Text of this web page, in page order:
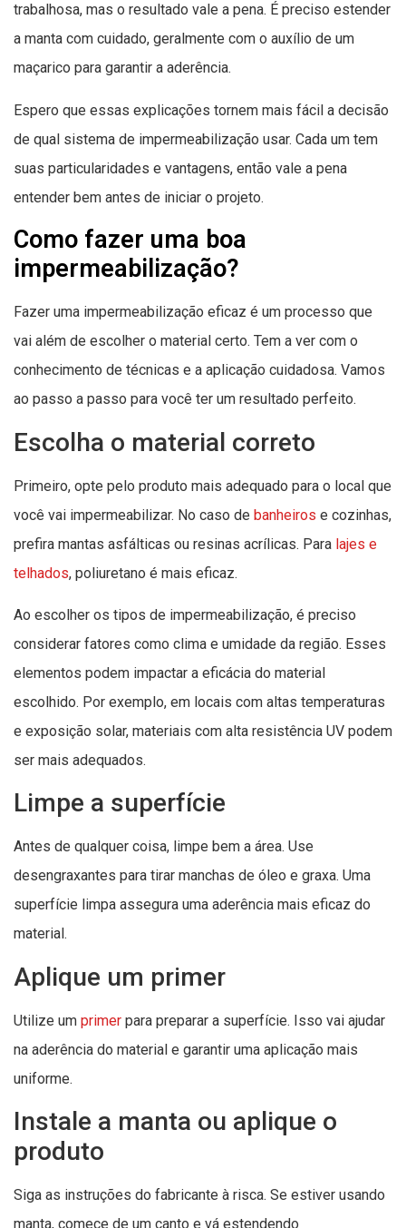
trabalhosa, mas o resultado vale a pena. É preciso estender
a manta com cuidado, geralmente com o auxílio de um
maçarico para garantir a aderência.
Espero que essas explicações tornem mais fácil a decisão
de qual sistema de impermeabilização usar. Cada um tem
suas particularidades e vantagens, então vale a pena
entender bem antes de iniciar o projeto.
Como fazer uma boa
impermeabilização?
Fazer uma impermeabilização eficaz é um processo que
vai além de escolher o material certo. Tem a ver com o
conhecimento de técnicas e a aplicação cuidadosa. Vamos
ao passo a passo para você ter um resultado perfeito.
Escolha o material correto
Primeiro, opte pelo produto mais adequado para o local que
você vai impermeabilizar. No caso de banheiros e cozinhas,
prefira mantas asfálticas ou resinas acrílicas. Para lajes e
telhados, poliuretano é mais eficaz.
Ao escolher os tipos de impermeabilização, é preciso
considerar fatores como clima e umidade da região. Esses
elementos podem impactar a eficácia do material
escolhido. Por exemplo, em locais com altas temperaturas
e exposição solar, materiais com alta resistência UV podem
ser mais adequados.
Limpe a superfície
Antes de qualquer coisa, limpe bem a área. Use
desengraxantes para tirar manchas de óleo e graxa. Uma
superfície limpa assegura uma aderência mais eficaz do
material.
Aplique um primer
Utilize um primer para preparar a superfície. Isso vai ajudar
na aderência do material e garantir uma aplicação mais
uniforme.
Instale a manta ou aplique o
produto
Siga as instruções do fabricante à risca. Se estiver usando
manta, comece de um canto e vá estendendo